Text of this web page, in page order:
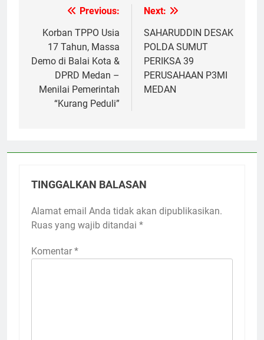
Navigasi
pos
Previous:
Korban TPPO Usia
17 Tahun, Massa
Demo di Balai Kota &
DPRD Medan –
Menilai Pemerintah
“Kurang Peduli”
Next:
SAHARUDDIN DESAK
POLDA SUMUT
PERIKSA 39
PERUSAHAAN P3MI
MEDAN
TINGGALKAN BALASAN
Alamat email Anda tidak akan dipublikasikan.
Ruas yang wajib ditandai *
Komentar *